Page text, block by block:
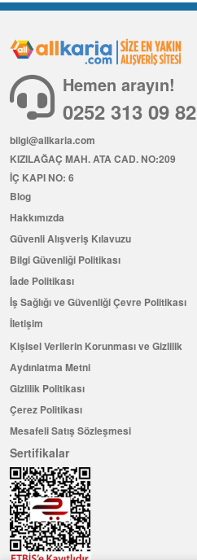
Hemen arayın!
0252 313 09 82
bilgi@allkaria.com
KIZILAĞAÇ MAH. ATA CAD. NO:209
İÇ KAPI NO: 6
Blog
Hakkımızda
Güvenli Alışveriş Kılavuzu
Bilgi Güvenliği Politikası
İade Politikası
İş Sağlığı ve Güvenliği Çevre Politikası
İletişim
Kişisel Verilerin Korunması ve Gizlilik
Aydınlatma Metni
Gizlilik Politikası
Çerez Politikası
Mesafeli Satış Sözleşmesi
Sertifikalar